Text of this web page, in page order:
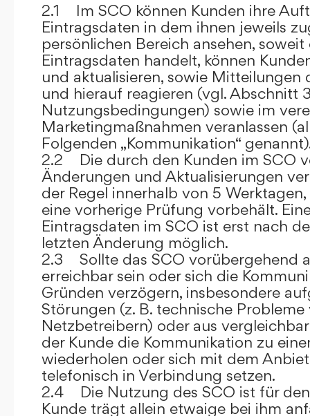
2.1 Im SCO können Kunden ihre
Eintragsdaten in dem ihnen jeweils
persönlichen Bereich ansehen,
Eintragsdaten handelt, können
und aktualisieren, sowie Mitteilungen
und hierauf reagieren (vgl. Abschnitt
Nutzungsbedingungen) sowie im
Marketingmaßnahmen veranlassen
Folgenden „Kommunikation“
2.2 Die durch den Kunden im SCO
Änderungen und Aktualisierungen
der Regel innerhalb von 5
eine vorherige Prüfung vorbehält.
Eintragsdaten im SCO ist erst nach
letzten Änderung möglich.
2.3 Sollte das SCO vorübergehend
erreichbar sein oder sich die
Gründen verzögern, insbesondere
Störungen (z. B. technische
Netzbetreibern) oder aus
der Kunde die Kommunikation zu
wiederholen oder sich mit dem
telefonisch in Verbindung setzen.
2.4 Die Nutzung des SCO ist für den
Kunde trägt allein etwaige bei ihm